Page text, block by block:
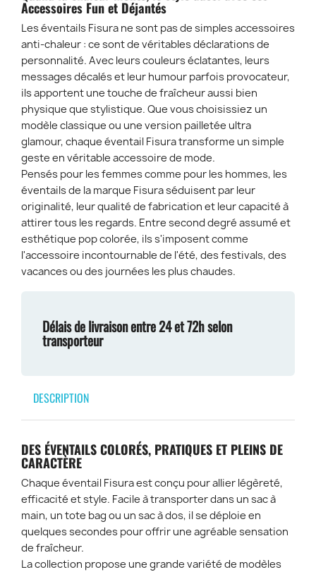
Accessoires Fun et Déjantés
Les éventails Fisura ne sont pas de simples accessoires
anti-chaleur : ce sont de véritables déclarations de
personnalité. Avec leurs couleurs éclatantes, leurs
messages décalés et leur humour parfois provocateur,
ils apportent une touche de fraîcheur aussi bien
physique que stylistique. Que vous choisissiez un
modèle classique ou une version pailletée ultra
glamour, chaque éventail Fisura transforme un simple
geste en véritable accessoire de mode.
Pensés pour les femmes comme pour les hommes, les
éventails de la marque Fisura séduisent par leur
originalité, leur qualité de fabrication et leur capacité à
attirer tous les regards. Entre second degré assumé et
esthétique pop colorée, ils s'imposent comme
l'accessoire incontournable de l'été, des festivals, des
vacances ou des journées les plus chaudes.
Délais de livraison entre 24 et 72h selon
transporteur
DESCRIPTION
DES ÉVENTAILS COLORÉS, PRATIQUES ET PLEINS DE
CARACTÈRE
Chaque éventail Fisura est conçu pour allier légèreté,
efficacité et style. Facile à transporter dans un sac à
main, un tote bag ou un sac à dos, il se déploie en
quelques secondes pour offrir une agréable sensation
de fraîcheur.
La collection propose une grande variété de modèles